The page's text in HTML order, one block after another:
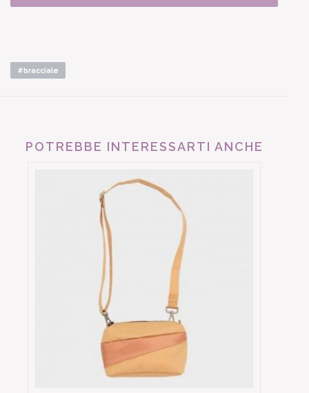
#bracciale
POTREBBE INTERESSARTI ANCHE